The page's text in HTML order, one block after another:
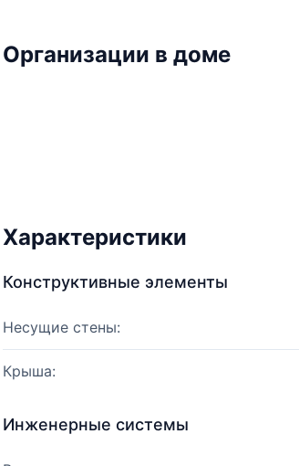
Организации в доме
Характеристики
Конструктивные элементы
Несущие стены:
Крыша:
Инженерные системы